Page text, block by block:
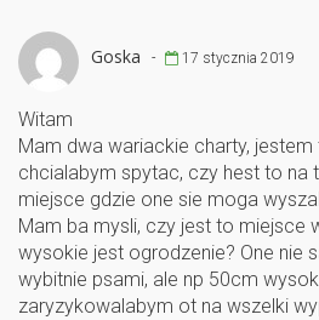
Goska - 17 stycznia 2019
Witam
Mam dwa wariackie charty, jestem
chcialabym spytac, czy hest to na
miejsce gdzie one sie moga
Mam ba mysli, czy jest to miejsce
wysokie jest ogrodzenie? One nie
wybitnie psami, ale np 50cm
zaryzykowalabym ot na wszelki